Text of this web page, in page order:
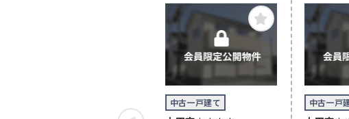
中古一戸建て 中古一戸